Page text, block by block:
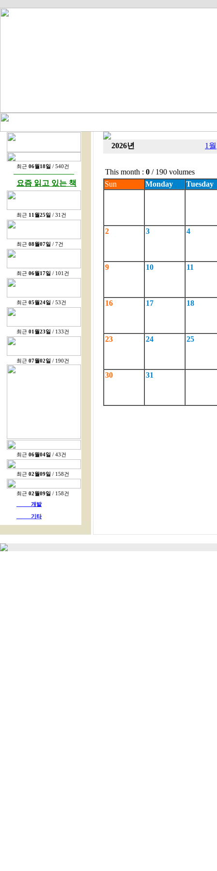
최근 06월18일 / 540건
요즘 읽고 있는 책
최근 11월25일 / 31건
최근 08월07일 / 7건
최근 06월17일 / 101건
최근 05월24일 / 53건
최근 01월23일 / 133건
최근 07월02일 / 190건
최근 06월04일 / 43건
최근 02월09일 / 158건
최근 02월09일 / 158건
개발
기타
2026년 1월
This month : 0 / 190 volumes
Sun
Monday Tuesday
2 3 4
9 10 11
16 17 18
23 24 25
30 31